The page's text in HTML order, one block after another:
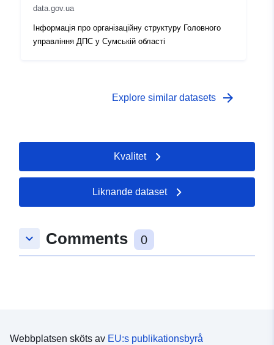
data.gov.ua
Інформація про організаційну структуру Головного
управління ДПС у Сумській області
Explore similar datasets arrow_forward
Kvalitet
Liknande dataset
keyboard_arrow_down Comments 0
Webbplatsen sköts av EU:s publikationsbyrå